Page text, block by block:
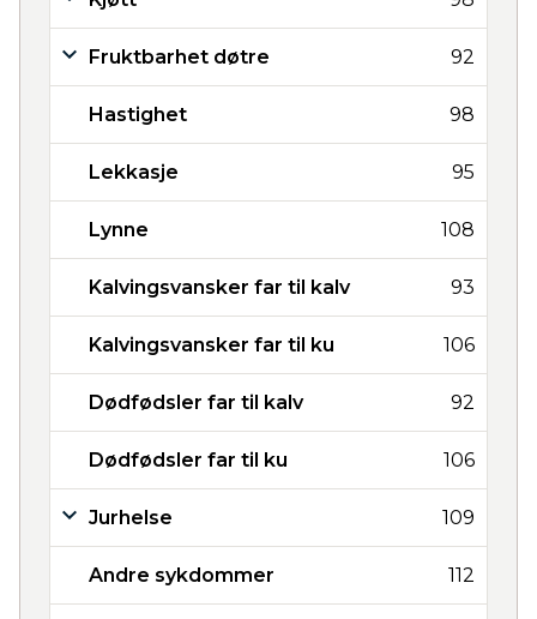
Fruktbarhet døtre 92
Hastighet 98
Lekkasje 95
Lynne 108
Kalvingsvansker far til kalv 93
Kalvingsvansker far til ku 106
Dødfødsler far til kalv 92
Dødfødsler far til ku 106
Jurhelse 109
Andre sykdommer 112